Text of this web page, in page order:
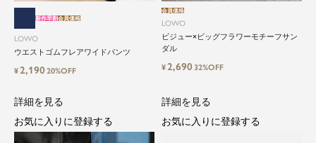
気軽に楽しめる低価格でトレンドを取
LOWO
ウエストゴムフレアワイドパンツ
新作早割会員価格
¥2,19020%OFF
LOWO
ビジュー×ビッグフラワーモチーフサン
ダル
会員価格
¥2,69032%OFF
詳細を見る
お気に入りに登録する
詳細を見る
お気に入りに登録する